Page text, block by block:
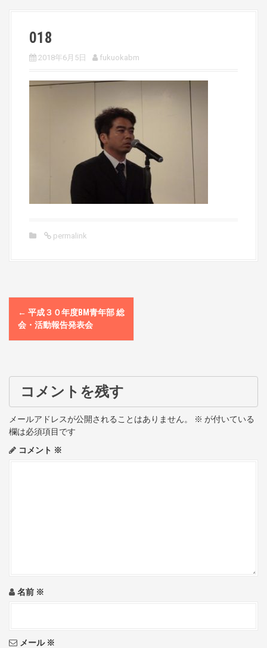
018
2018年6月5日 fukuokabm
permalink
P
o
t
n
a
v
o
← 平成３０年度BM青年部 総
会・活動報告発表会
コメントを残す
メールアドレスが公開されることはありません。 ※ が付いている
欄は必須項目です
コメント ※
名前 ※
メール ※